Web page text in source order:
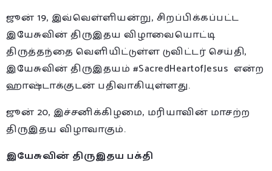
ஜூன் 19, இவ்வெள்ளியன்று, சிறப்பிக்கப்பட்ட
இயேசுவின் திருஇதய விழாவையொட்டி
திருத்தந்தை வெளியிட்டுள்ள டுவிட்டர் செய்தி,
இயேசுவின் திருஇதயம் #SacredHeartofJesus என்ற
ஹாஷ்டாக்குடன் பதிவாகியுள்ளது.
ஜூன் 20, இச்சனிக்கிழமை, மரியாவின் மாசற்ற
திருஇதய விழாவாகும்.
இயேசுவின் திருஇதய பக்தி